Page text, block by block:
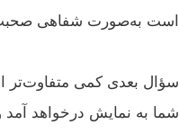
به‌صورت شفاهی صحبت
بعدی کمی متفاوت‌تر
به نمایش درخواهد آمد و